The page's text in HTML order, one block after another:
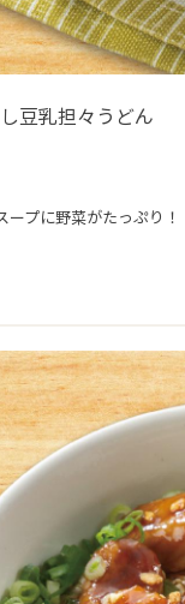
豆乳担々うどん
ープに野菜がたっぷり！